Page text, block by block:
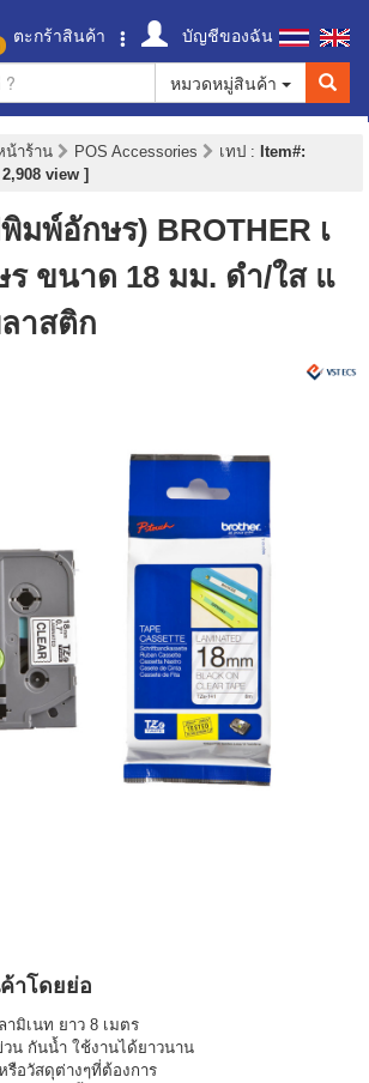
ตะกร้าสินค้า
บัญชีของฉัน
หมวดหมู่สินค้า
น้าร้าน POS Accessories เทป : Item#:
view ]
มพ์อักษร) BROTHER เ
ขนาด 18 มม. ดำ/ใส แ
าสติก
าโดยย่อ
มิเนท ยาว 8 เมตร
น กันน้ำ ใช้งานได้ยาวนาน
อวัสดุต่างๆที่ต้องการ